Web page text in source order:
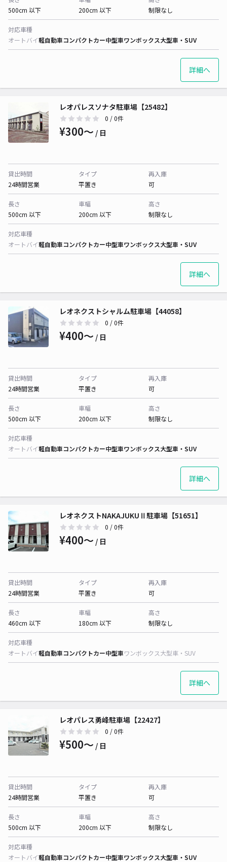
500cm 以下
200cm 以下
制限なし
対応車種
オートバイ軽自動車コンパクトカー中型車ワンボックス大型車・SUV
詳細へ
レオパレスソナタ駐車場【25482】
0 / 0件
¥300〜 / 日
貸出時間
24時間営業
タイプ
平置き
再入庫
可
長さ
500cm 以下
車幅
200cm 以下
高さ
制限なし
対応車種
オートバイ軽自動車コンパクトカー中型車ワンボックス大型車・SUV
詳細へ
レオネクストシャルム駐車場【44058】
0 / 0件
¥400〜 / 日
貸出時間
24時間営業
タイプ
平置き
再入庫
可
長さ
500cm 以下
車幅
200cm 以下
高さ
制限なし
対応車種
オートバイ軽自動車コンパクトカー中型車ワンボックス大型車・SUV
詳細へ
レオネクストNAKAJUKUⅡ駐車場【51651】
0 / 0件
¥400〜 / 日
貸出時間
24時間営業
タイプ
平置き
再入庫
可
長さ
460cm 以下
車幅
180cm 以下
高さ
制限なし
対応車種
オートバイ軽自動車コンパクトカー中型車ワンボックス大型車・SUV
詳細へ
レオパレス勇峰駐車場【22427】
0 / 0件
¥500〜 / 日
貸出時間
24時間営業
タイプ
平置き
再入庫
可
長さ
500cm 以下
車幅
200cm 以下
高さ
制限なし
対応車種
オートバイ軽自動車コンパクトカー中型車ワンボックス大型車・SUV